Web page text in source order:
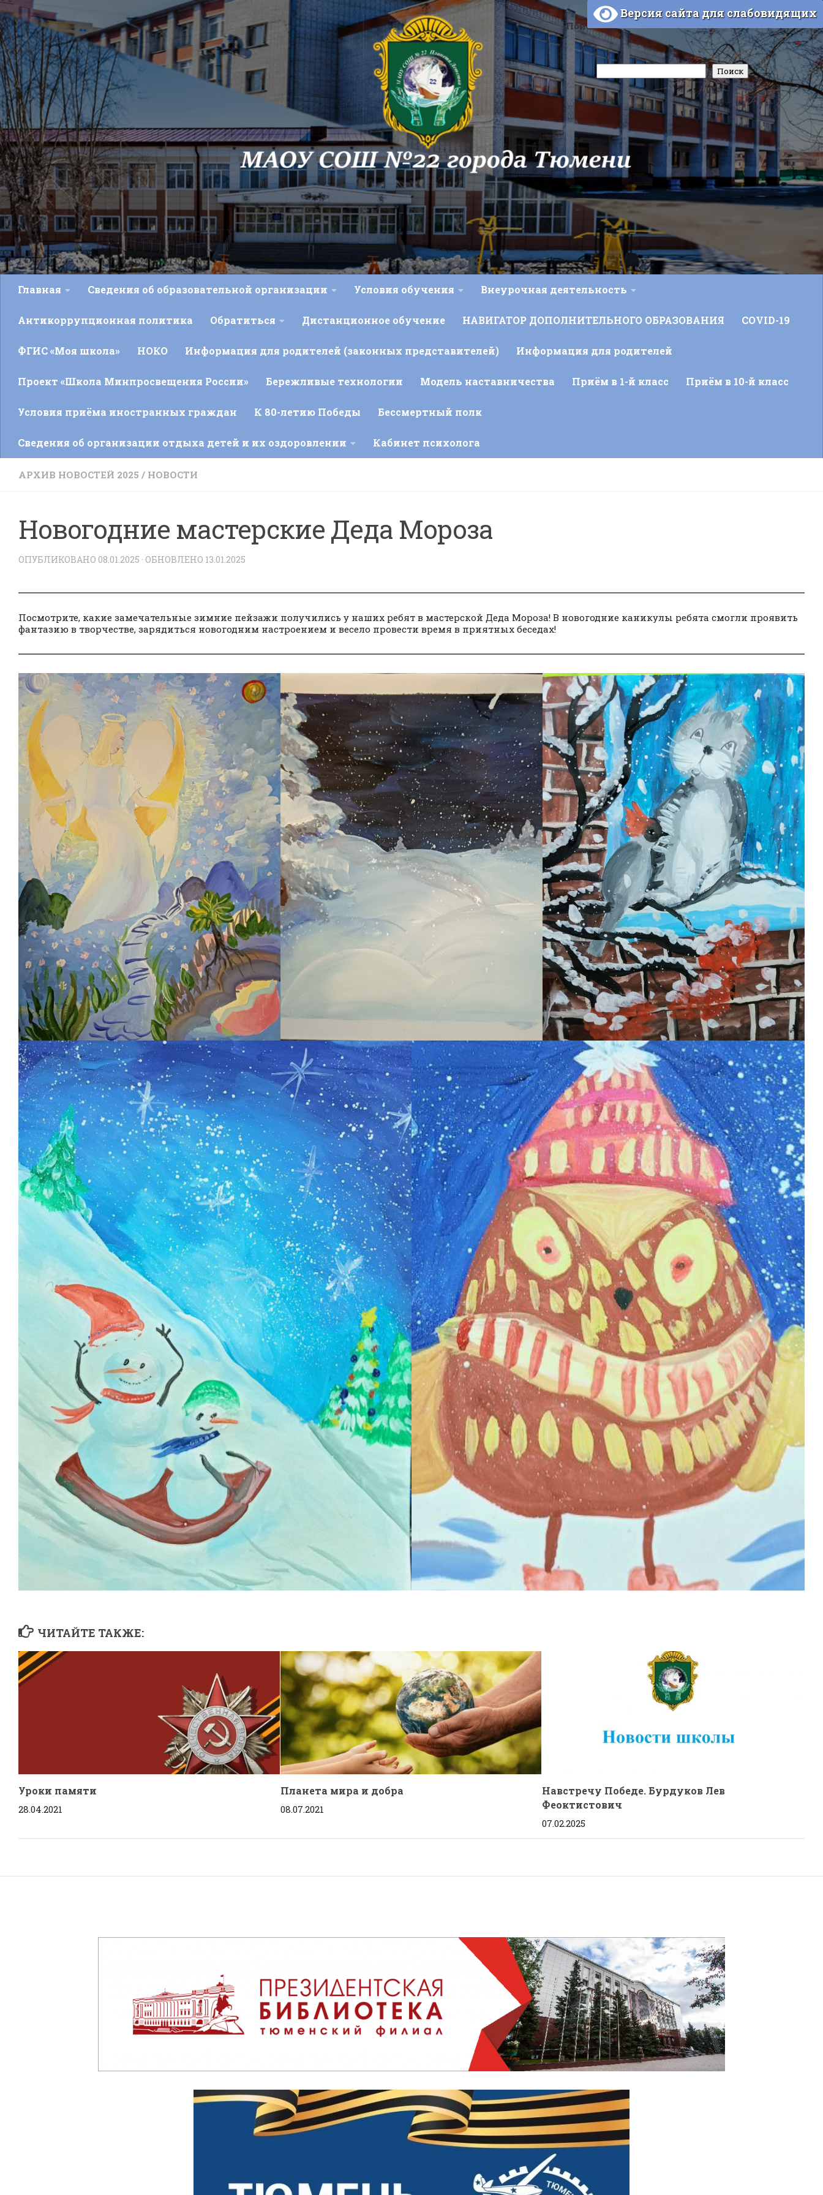
Skip to content Версия сайта для слабовидящих
Поиск
Поиск
Главная Сведения об образовательной организации Условия обучения Внеурочная деятельность
Антикоррупционная политика Обратиться Дистанционное обучение НАВИГАТОР ДОПОЛНИТЕЛЬНОГО ОБРАЗОВАНИЯ COVID-19
ФГИС «Моя школа» НОКО Информация для родителей (законных представителей) Информация для родителей
Проект «Школа Минпросвещения России» Бережливые технологии Модель наставничества Приём в 1-й класс Приём в 10-й класс
Условия приёма иностранных граждан К 80-летию Победы Бессмертный полк
Сведения об организации отдыха детей и их оздоровлении Кабинет психолога
АРХИВ НОВОСТЕЙ 2025 / НОВОСТИ
Новогодние мастерские Деда Мороза
ОПУБЛИКОВАНО 08.01.2025 · ОБНОВЛЕНО 13.01.2025
Посмотрите, какие замечательные зимние пейзажи получились у наших ребят в мастерской Деда Мороза! В новогодние каникулы ребята смогли проявить
фантазию в творчестве, зарядиться новогодним настроением и весело провести время в приятных беседах!
ЧИТАЙТЕ ТАКЖЕ:
Уроки памяти
28.04.2021
Планета мира и добра
08.07.2021
Навстречу Победе. Бурдуков Лев
Феоктистович
07.02.2025